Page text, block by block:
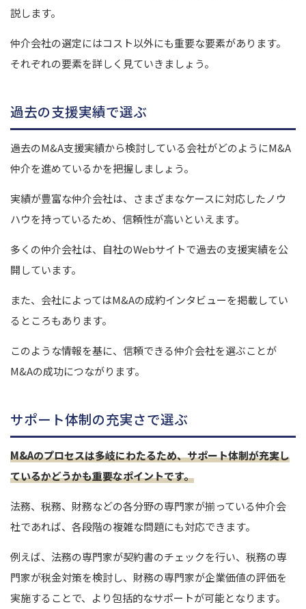
説します。
仲介会社の選定にはコスト以外にも重要な要素があります。
それぞれの要素を詳しく見ていきましょう。
過去の支援実績で選ぶ
過去のM&A支援実績から検討している会社がどのようにM&A
仲介を進めているかを把握しましょう。
実績が豊富な仲介会社は、さまざまなケースに対応したノウ
ハウを持っているため、信頼性が高いといえます。
多くの仲介会社は、自社のWebサイトで過去の支援実績を公
開しています。
また、会社によってはM&Aの成約インタビューを掲載してい
るところもあります。
このような情報を基に、信頼できる仲介会社を選ぶことが
M&Aの成功につながります。
サポート体制の充実さで選ぶ
M&Aのプロセスは多岐にわたるため、サポート体制が充実し
ているかどうかも重要なポイントです。
法務、税務、財務などの各分野の専門家が揃っている仲介会
社であれば、各段階の複雑な問題にも対応できます。
例えば、法務の専門家が契約書のチェックを行い、税務の専
門家が税金対策を検討し、財務の専門家が企業価値の評価を
実施することで、より包括的なサポートが可能となります。